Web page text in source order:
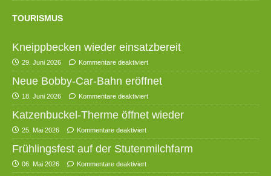
TOURISMUS
Kneippbecken wieder einsatzbereit
29. Juni 2026 Kommentare deaktiviert
Neue Bobby-Car-Bahn eröffnet
18. Juni 2026 Kommentare deaktiviert
Katzenbuckel-Therme öffnet wieder
25. Mai 2026 Kommentare deaktiviert
Frühlingsfest auf der Stutenmilchfarm
06. Mai 2026 Kommentare deaktiviert